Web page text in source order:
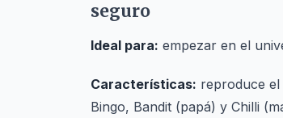
seguro
Ideal para: empezar en el
Características: reproduce el
Bingo, Bandit (papá) y Chilli